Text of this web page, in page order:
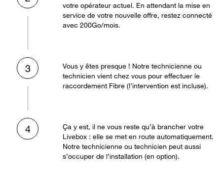
votre opérateur actuel. En attendant la mise en
service de votre nouvelle offre, restez connecté
avec 200Go/mois.
3
Vous y êtes presque ! Notre technicienne ou
technicien vient chez vous pour effectuer le
raccordement Fibre (l’intervention est incluse).
4
Ça y est, il ne vous reste qu’à brancher votre
Livebox : elle se met en route automatiquement.
Notre technicienne ou technicien peut aussi
s’occuper de l’installation (en option).